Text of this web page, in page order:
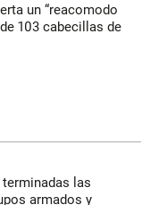
un “reacomodo
103 cabecillas de
las
armados y